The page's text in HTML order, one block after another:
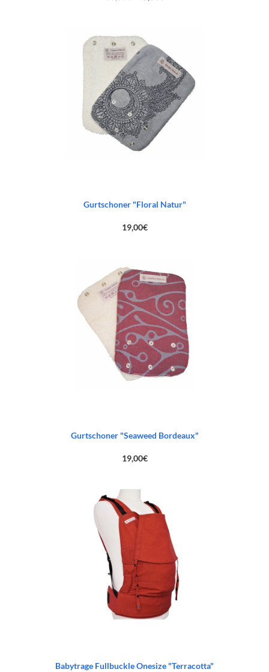
Preis
Gurtschoner "Floral Natur"
19,00€
Gurtschoner "Seaweed Bordeaux"
19,00€
Babytrage Fullbuckle Onesize "Terracotta"